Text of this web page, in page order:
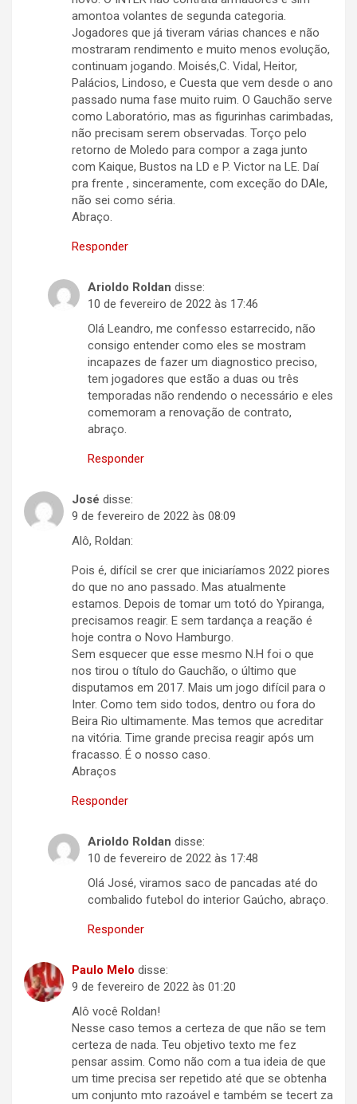
amontoa volantes de segunda categoria.
Jogadores que já tiveram várias chances e não
mostraram rendimento e muito menos evolução,
continuam jogando. Moisés,C. Vidal, Heitor,
Palácios, Lindoso, e Cuesta que vem desde o ano
passado numa fase muito ruim. O Gauchão serve
como Laboratório, mas as figurinhas carimbadas,
não precisam serem observadas. Torço pelo
retorno de Moledo para compor a zaga junto
com Kaique, Bustos na LD e P. Victor na LE. Daí
pra frente , sinceramente, com exceção do DAle,
não sei como séria.
Abraço.
Responder
Arioldo Roldan disse:
10 de fevereiro de 2022 às 17:46
Olá Leandro, me confesso estarrecido, não
consigo entender como eles se mostram
incapazes de fazer um diagnostico preciso,
tem jogadores que estão a duas ou três
temporadas não rendendo o necessário e eles
comemoram a renovação de contrato,
abraço.
Responder
José disse:
9 de fevereiro de 2022 às 08:09
Alô, Roldan:
Pois é, difícil se crer que iniciaríamos 2022 piores
do que no ano passado. Mas atualmente
estamos. Depois de tomar um totó do Ypiranga,
precisamos reagir. E sem tardança a reação é
hoje contra o Novo Hamburgo.
Sem esquecer que esse mesmo N.H foi o que
nos tirou o título do Gauchão, o último que
disputamos em 2017. Mais um jogo difícil para o
Inter. Como tem sido todos, dentro ou fora do
Beira Rio ultimamente. Mas temos que acreditar
na vitória. Time grande precisa reagir após um
fracasso. É o nosso caso.
Abraços
Responder
Arioldo Roldan disse:
10 de fevereiro de 2022 às 17:48
Olá José, viramos saco de pancadas até do
combalido futebol do interior Gaúcho, abraço.
Responder
Paulo Melo disse:
9 de fevereiro de 2022 às 01:20
Alô você Roldan!
Nesse caso temos a certeza de que não se tem
certeza de nada. Teu objetivo texto me fez
pensar assim. Como não com a tua ideia de que
um time precisa ser repetido até que se obtenha
um conjunto mto razoável e também se tecert za